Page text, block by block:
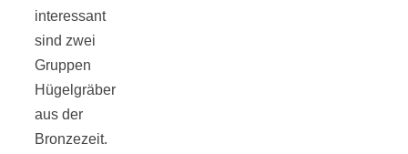
interessant
sind zwei
Gruppen
Hügelgräber
aus der
Bronzezeit.